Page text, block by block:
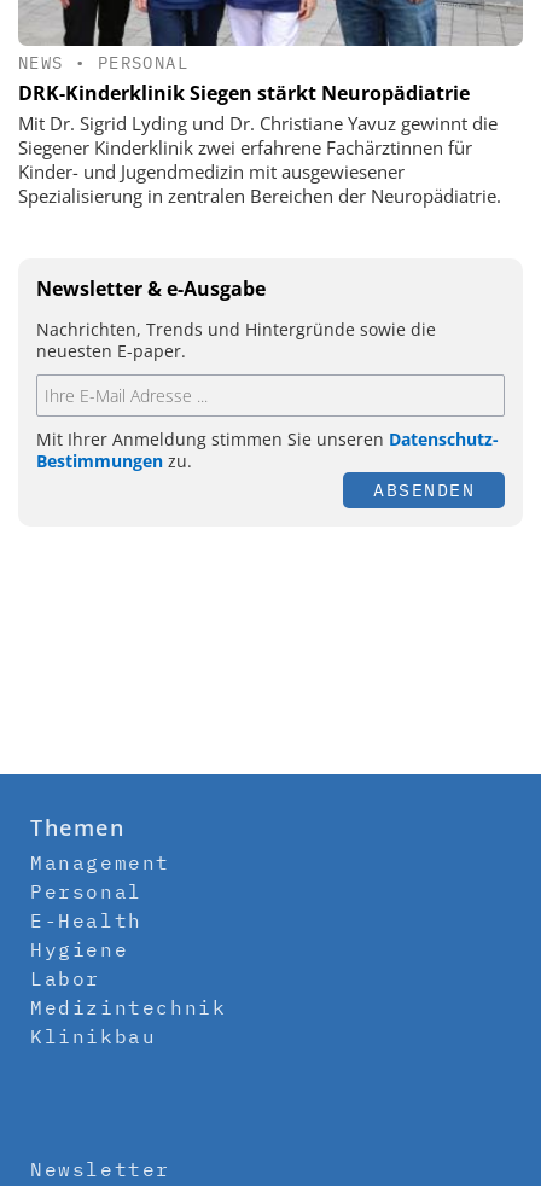
NEWS • PERSONAL
DRK-Kinderklinik Siegen stärkt Neuropädiatrie
Mit Dr. Sigrid Lyding und Dr. Christiane Yavuz gewinnt die
Siegener Kinderklinik zwei erfahrene Fachärztinnen für
Kinder- und Jugendmedizin mit ausgewiesener
Spezialisierung in zentralen Bereichen der Neuropädiatrie.
Newsletter & e-Ausgabe
Nachrichten, Trends und Hintergründe sowie die
neuesten E-paper.
Mit Ihrer Anmeldung stimmen Sie unseren Datenschutz-
Bestimmungen zu.
ABSENDEN
Themen
Management
Personal
E-Health
Hygiene
Labor
Medizintechnik
Klinikbau
Newsletter